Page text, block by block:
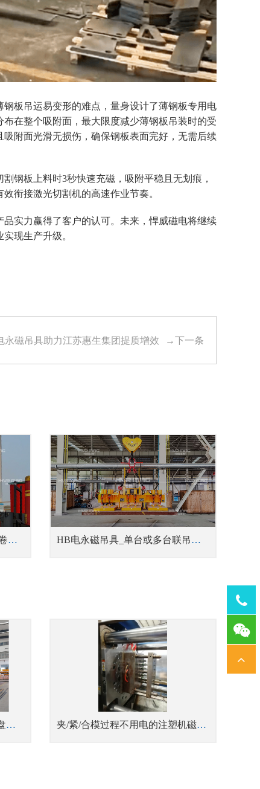
板吊运易变形的难点，量身设计了薄钢板专用电
在整个吸附面，最大限度减少薄钢板吊装时的受
附面光滑无损伤，确保钢板表面完好，无需后续
割钢板 上料时3秒快速充磁，吸附平稳且无划痕，
衔接激光切割机的高速作业节奏。
实力赢得了客户的认可。未来，悍威磁电将继续
现生产升级。
→下一条
永磁吊具助力江苏惠生集团提质增效
HC电永磁吊具_立式/卧式钢带卷吊具 HB电永磁吊具_单台或多台联吊钢坯吊具
钢板吊具中钢板钳钩、真空吸盘、电永磁吸盘的技术更新换代 夹/紧/合模过程不用电的注塑机磁力换模系统
Tel：